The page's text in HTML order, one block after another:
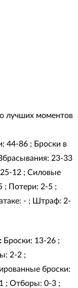
лучших моментов
44-86 ; Броски в
23-33
12 ; Силовые
; Потери: 2-5 ;
- ; Штраф: 2-
Броски: 13-26 ;
2-2 ;
броски:
; Отборы: 0-3 ;